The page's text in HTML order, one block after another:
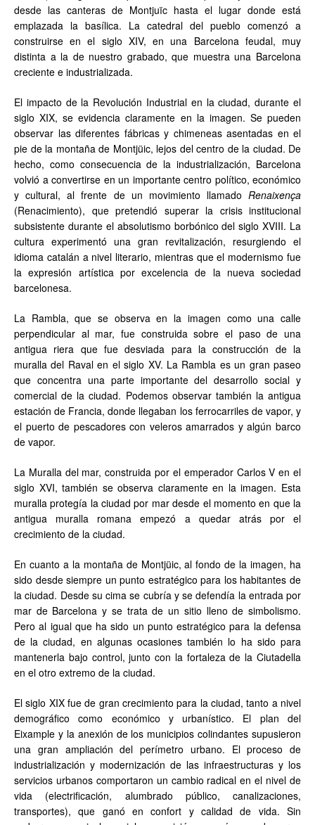
desde las canteras de Montjuïc hasta el lugar donde está
emplazada la basílica. La catedral del pueblo comenzó a
construirse en el siglo XIV, en una Barcelona feudal, muy
distinta a la de nuestro grabado, que muestra una Barcelona
creciente e industrializada.
El impacto de la Revolución Industrial en la ciudad, durante el
siglo XIX, se evidencia claramente en la imagen. Se pueden
observar las diferentes fábricas y chimeneas asentadas en el
pie de la montaña de Montjüic, lejos del centro de la ciudad. De
hecho, como consecuencia de la industrialización, Barcelona
volvió a convertirse en un importante centro político, económico
y cultural, al frente de un movimiento llamado Renaixença
(Renacimiento), que pretendió superar la crisis institucional
subsistente durante el absolutismo borbónico del siglo XVIII. La
cultura experimentó una gran revitalización, resurgiendo el
idioma catalán a nivel literario, mientras que el modernismo fue
la expresión artística por excelencia de la nueva sociedad
barcelonesa.
La Rambla, que se observa en la imagen como una calle
perpendicular al mar, fue construida sobre el paso de una
antigua riera que fue desviada para la construcción de la
muralla del Raval en el siglo XV. La Rambla es un gran paseo
que concentra una parte importante del desarrollo social y
comercial de la ciudad. Podemos observar también la antigua
estación de Francia, donde llegaban los ferrocarriles de vapor, y
el puerto de pescadores con veleros amarrados y algún barco
de vapor.
La Muralla del mar, construida por el emperador Carlos V en el
siglo XVI, también se observa claramente en la imagen. Esta
muralla protegía la ciudad por mar desde el momento en que la
antigua muralla romana empezó a quedar atrás por el
crecimiento de la ciudad.
En cuanto a la montaña de Montjüic, al fondo de la imagen, ha
sido desde siempre un punto estratégico para los habitantes de
la ciudad. Desde su cima se cubría y se defendía la entrada por
mar de Barcelona y se trata de un sitio lleno de simbolismo.
Pero al igual que ha sido un punto estratégico para la defensa
de la ciudad, en algunas ocasiones también lo ha sido para
mantenerla bajo control, junto con la fortaleza de la Ciutadella
en el otro extremo de la ciudad.
El siglo XIX fue de gran crecimiento para la ciudad, tanto a nivel
demográfico como económico y urbanístico. El plan del
Eixample y la anexión de los municipios colindantes supusieron
una gran ampliación del perímetro urbano. El proceso de
industrialización y modernización de las infraestructuras y los
servicios urbanos comportaron un cambio radical en el nivel de
vida (electrificación, alumbrado público, canalizaciones,
transportes), que ganó en confort y calidad de vida. Sin